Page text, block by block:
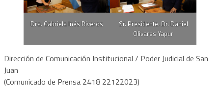
Dra. Gabriela Inés Riveros
Sr. Presidente. Dr. Daniel
Olivares Yapur
Dirección de Comunicación Institucional / Poder Judicial de San
Juan
(Comunicado de Prensa 2418 22122023)